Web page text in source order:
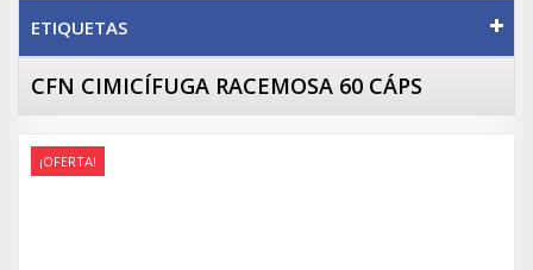
ETIQUETAS
CFN CIMICÍFUGA RACEMOSA 60 CÁPS
¡OFERTA!